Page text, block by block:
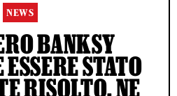
NEWS
BANKSY
STATO
RISOLTO. NE